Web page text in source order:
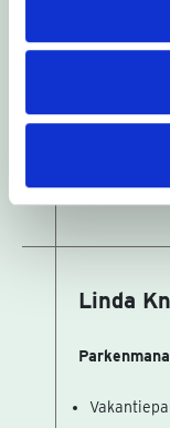
Cluster:
Linda